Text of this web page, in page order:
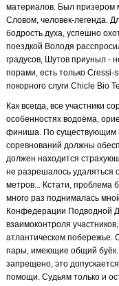
материалов. Был призером
Словом, человек-легенда.
бодрость духа, успешно
поездкой Володя
градусов, Шутов приуныл -
порами, есть только Cressi-
покорного слуги Chicle Bio
Как всегда, все участники
особенностях водоёма,
финиша. По существующим
соревнований должны
должен находится
не разрешалось удаляться
метров... Кстати, проблема
много раз поднималась
Конфедерации Подводной
взаимоконтроля
атлантическом побережье.
пары, имеющие общий буёк.
запрещено, это
помощи. Судьям только и